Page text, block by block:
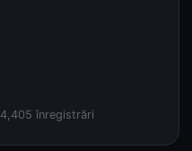
4,405 înregistrări